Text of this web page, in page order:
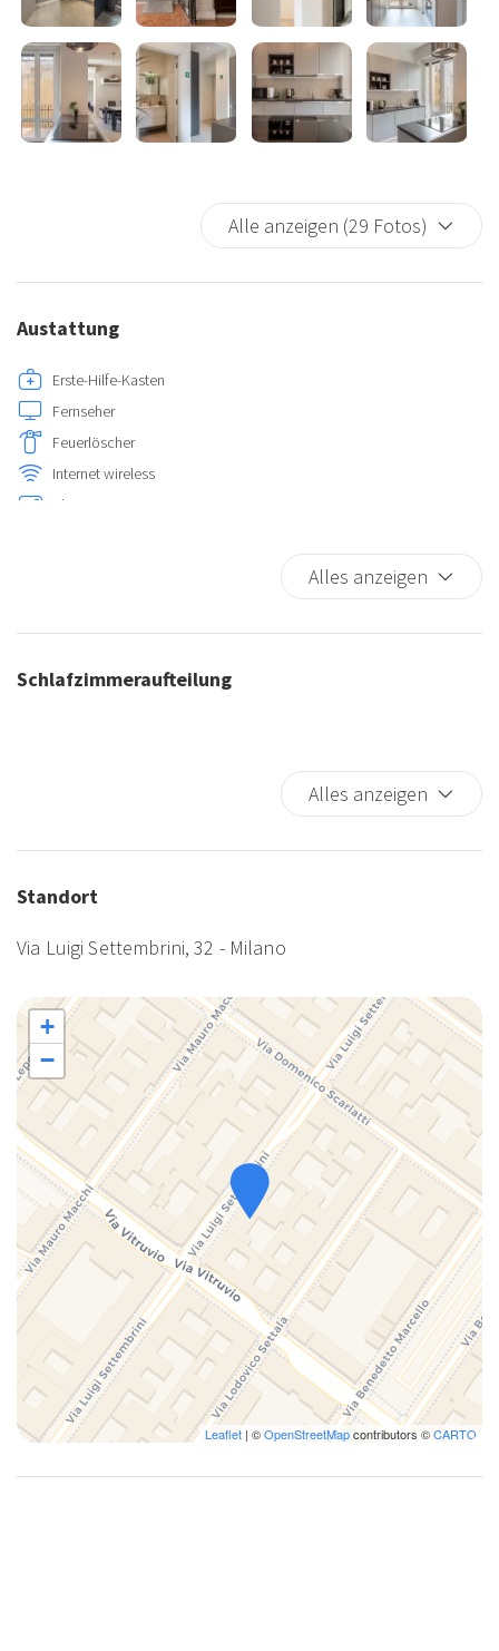
Alle anzeigen (29 Fotos)
Austattung
Erste-Hilfe-Kasten
Fernseher
Feuerlöscher
Internet wireless
Klimatisierung
Alles anzeigen
Schlafzimmeraufteilung
Alles anzeigen
Standort
Via Luigi Settembrini, 32 - Milano
+
−
Leaflet | ©OpenStreetMapcontributors ©CARTO